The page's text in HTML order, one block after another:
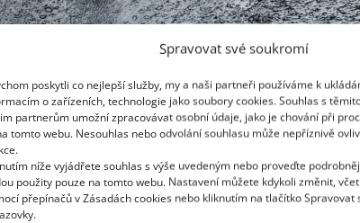
Spravovat své soukromí
poskytli co nejlepší služby, my a naši partneři používáme k
o zařízeních, technologie jako soubory cookies. Souhlas s
partnerům umožní zpracovávat osobní údaje, jako je chování při
tomto webu. Nesouhlas nebo odvolání souhlasu může nepříznivě
níže vyjádřete souhlas s výše uvedeným nebo proveďte
použity pouze na tomto webu. Nastavení můžete kdykoli změnit,
přepínačů v Zásadách cookies nebo kliknutím na tlačítko Spravovat